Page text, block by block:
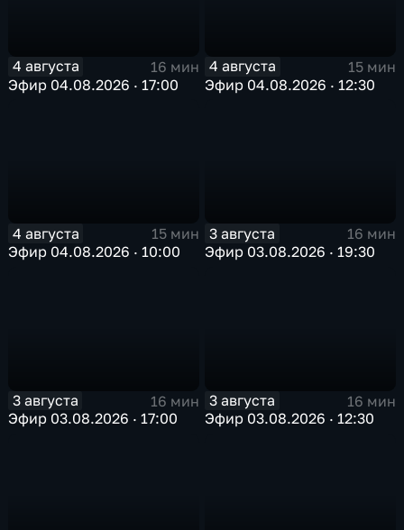
4 августа
16 мин
Эфир 04.08.2026 · 17:00
4 августа
15 мин
Эфир 04.08.2026 · 12:30
4 августа
15 мин
Эфир 04.08.2026 · 10:00
3 августа
16 мин
Эфир 03.08.2026 · 19:30
3 августа
16 мин
Эфир 03.08.2026 · 17:00
3 августа
16 мин
Эфир 03.08.2026 · 12:30